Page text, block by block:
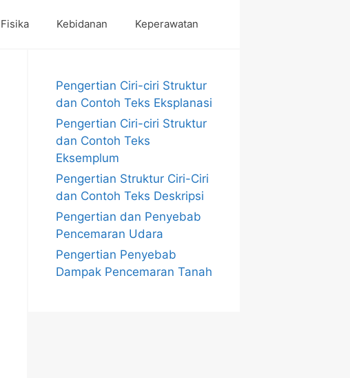
Fisika Kebidanan Keperawatan
Pengertian Ciri-ciri Struktur
dan Contoh Teks Eksplanasi
Pengertian Ciri-ciri Struktur
dan Contoh Teks
Eksemplum
Pengertian Struktur Ciri-Ciri
dan Contoh Teks Deskripsi
Pengertian dan Penyebab
Pencemaran Udara
Pengertian Penyebab
Dampak Pencemaran Tanah